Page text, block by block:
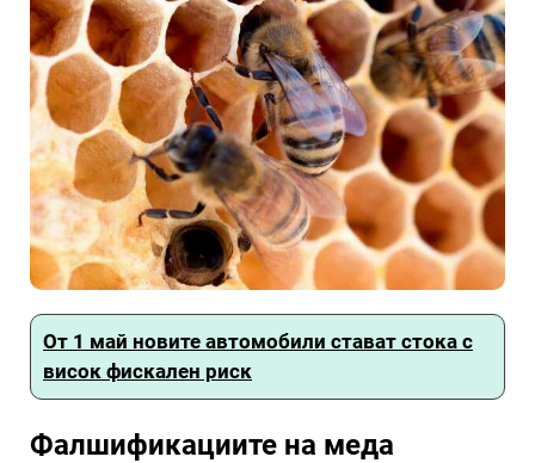
От 1 май новите автомобили стават стока с
висок фискален риск
Фалшификациите на меда